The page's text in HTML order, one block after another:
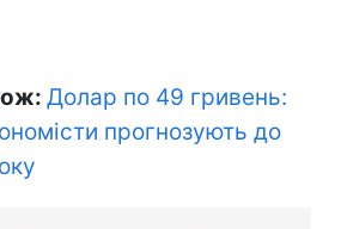
Долар по 49 гривень:
прогнозують до